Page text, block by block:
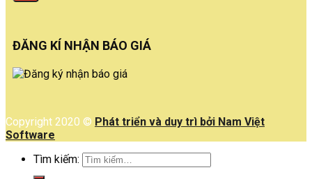
ĐĂNG KÍ NHẬN BÁO GIÁ
Copyright 2020 © Phát triển và duy trì bởi Nam Việt
Software
Tìm kiếm: